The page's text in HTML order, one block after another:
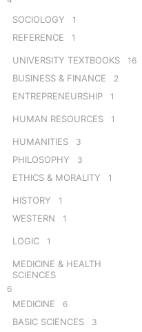
SOCIOLOGY 1
REFERENCE 1
UNIVERSITY TEXTBOOKS 16
BUSINESS & FINANCE 2
ENTREPRENEURSHIP 1
HUMAN RESOURCES 1
HUMANITIES 3
PHILOSOPHY 3
ETHICS & MORALITY 1
HISTORY 1
WESTERN 1
LOGIC 1
MEDICINE & HEALTH
SCIENCES
6
MEDICINE 6
BASIC SCIENCES 3